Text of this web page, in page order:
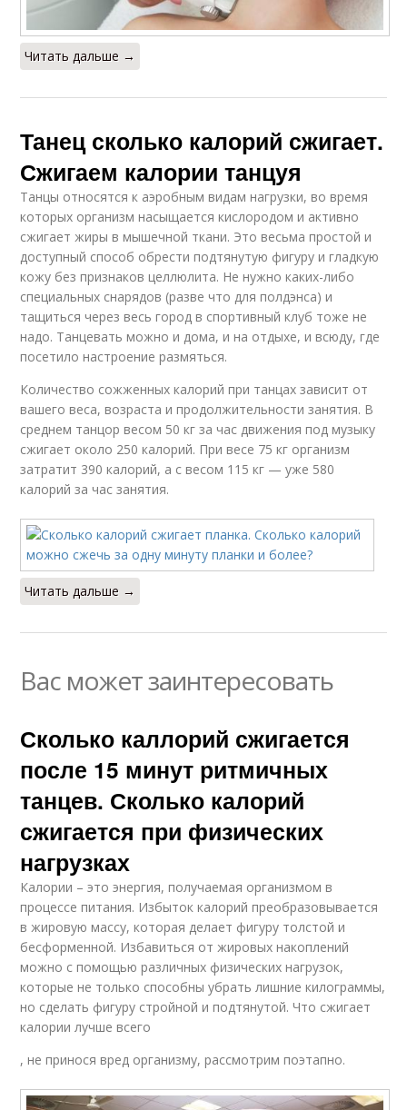
Читать дальше →
Танец сколько калорий сжигает.
Сжигаем калории танцуя
Танцы относятся к аэробным видам нагрузки, во время
которых организм насыщается кислородом и активно
сжигает жиры в мышечной ткани. Это весьма простой и
доступный способ обрести подтянутую фигуру и гладкую
кожу без признаков целлюлита. Не нужно каких-либо
специальных снарядов (разве что для полдэнса) и
тащиться через весь город в спортивный клуб тоже не
надо. Танцевать можно и дома, и на отдыхе, и всюду, где
посетило настроение размяться.
Количество сожженных калорий при танцах зависит от
вашего веса, возраста и продолжительности занятия. В
среднем танцор весом 50 кг за час движения под музыку
сжигает около 250 калорий. При весе 75 кг организм
затратит 390 калорий, а с весом 115 кг — уже 580
калорий за час занятия.
Читать дальше →
Вас может заинтересовать
Сколько каллорий сжигается
после 15 минут ритмичных
танцев. Сколько калорий
сжигается при физических
нагрузках
Калории – это энергия, получаемая организмом в
процессе питания. Избыток калорий преобразовывается
в жировую массу, которая делает фигуру толстой и
бесформенной. Избавиться от жировых накоплений
можно с помощью различных физических нагрузок,
которые не только способны убрать лишние килограммы,
но сделать фигуру стройной и подтянутой. Что сжигает
калории лучше всего
, не принося вред организму, рассмотрим поэтапно.